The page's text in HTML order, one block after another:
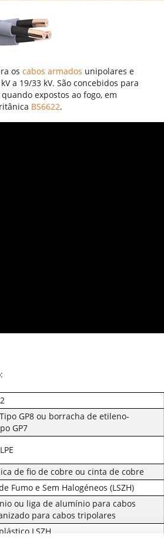
os cabos armados unipolares e
a 19/33 kV. São concebidos para
expostos ao fogo, em
BS6622.
GP8 ou borracha de etileno-
GP7
de fio de cobre ou cinta de cobre
Fumo e Sem Halogéneos (LSZH)
ou liga de alumínio para cabos
para cabos tripolares
LSZH